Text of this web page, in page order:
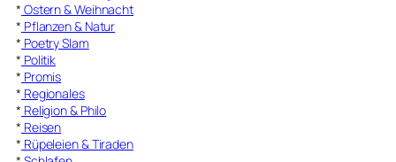
* Ostern & Weihnacht
* Pflanzen & Natur
* Poetry Slam
* Politik
* Promis
* Regionales
* Religion & Philo
* Reisen
* Rüpeleien & Tiraden